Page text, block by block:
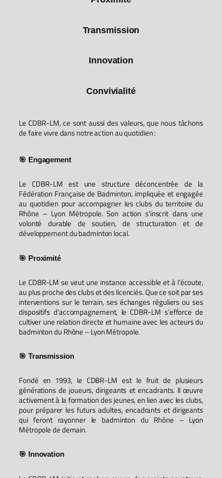
Transmission
Innovation
Convivialité
Le CDBR-LM, ce sont aussi des valeurs, que nous tâchons
de faire vivre dans notre action au quotidien :
🎯 Engagement
Le CDBR-LM est une structure déconcentrée de la
Fédération Française de Badminton, impliquée et engagée
au quotidien pour accompagner les clubs du territoire du
Rhône – Lyon Métropole. Son action s’inscrit dans une
volonté durable de soutien, de structuration et de
développement du badminton local.
🎯 Proximité
Le CDBR-LM se veut une instance accessible et à l’écoute,
au plus proche des clubs et des licenciés. Que ce soit par ses
interventions sur le terrain, ses échanges réguliers ou ses
dispositifs d’accompagnement, le CDBR-LM s’efforce de
cultiver une relation directe et humaine avec les acteurs du
badminton du Rhône – Lyon Métropole.
🎯 Transmission
Fondé en 1993, le CDBR-LM est le fruit de plusieurs
générations de joueurs, dirigeants et encadrants. Il œuvre
activement à la formation des jeunes, en lien avec les clubs,
pour préparer les futurs adultes, encadrants et dirigeants
qui feront rayonner le badminton du Rhône – Lyon
Métropole de demain.
🎯 Innovation